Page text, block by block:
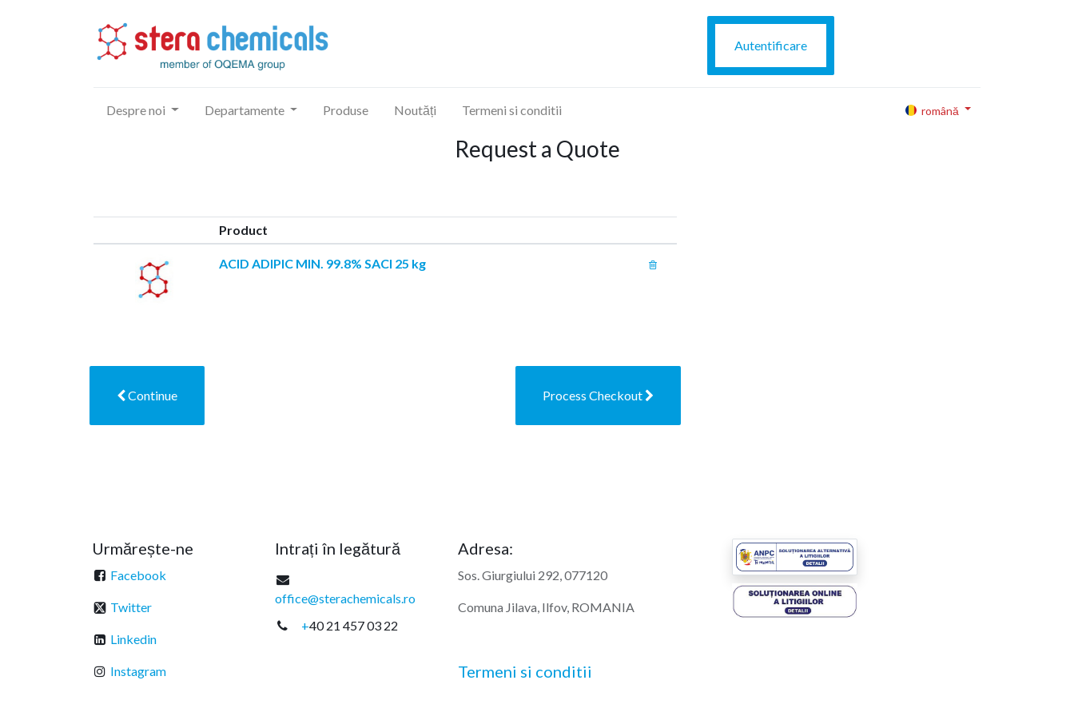
Autentificare
Despre noi Departamente Produse Noutăți Termeni si conditii română
Request a Quote
Product
ACID ADIPIC MIN. 99.8% SACI 25 kg
Continue Process Checkout
Urmărește-ne
Facebook
Twitter
Linkedin
Instagram
Intrați în legătură
office@sterachemicals.ro
+40 21 457 03 22
Adresa:
Sos. Giurgiului 292, 077120
Comuna Jilava, Ilfov, ROMANIA
Termeni si conditii